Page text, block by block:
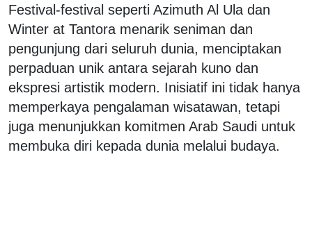
Festival-festival seperti Azimuth Al Ula dan
Winter at Tantora menarik seniman dan
pengunjung dari seluruh dunia, menciptakan
perpaduan unik antara sejarah kuno dan
ekspresi artistik modern. Inisiatif ini tidak hanya
memperkaya pengalaman wisatawan, tetapi
juga menunjukkan komitmen Arab Saudi untuk
membuka diri kepada dunia melalui budaya.